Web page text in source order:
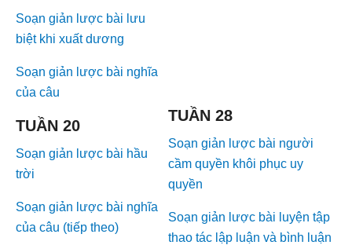
Soạn giản lược bài lưu
biệt khi xuất dương
Soạn giản lược bài nghĩa
của câu
TUẦN 20
Soạn giản lược bài hầu
trời
Soạn giản lược bài nghĩa
của câu (tiếp theo)
TUẦN 28
Soạn giản lược bài người
cầm quyền khôi phục uy
quyền
Soạn giản lược bài luyện tập
thao tác lập luận và bình luận